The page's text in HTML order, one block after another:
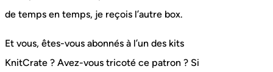
de temps en temps, je reçois l’autre box.
Et vous, êtes-vous abonnés à l’un des kits
KnitCrate ? Avez-vous tricoté ce patron ? Si